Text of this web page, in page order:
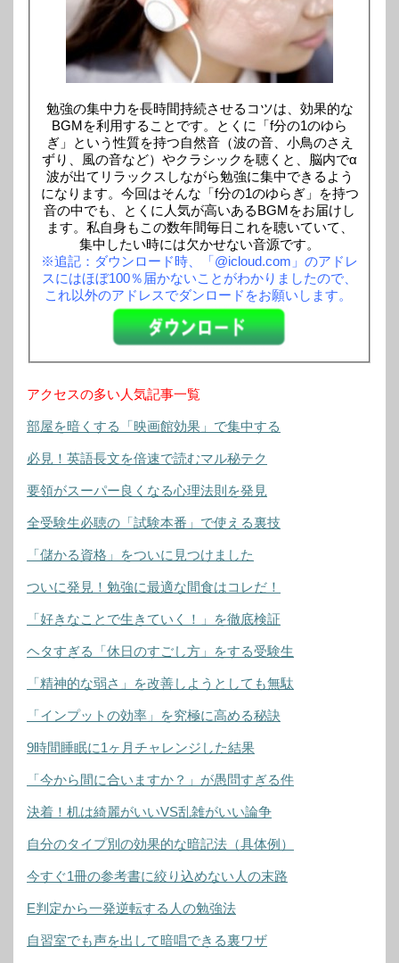
勉強の集中力を長時間持続させるコツは、効果的な
BGMを利用することです。とくに「f分の1のゆら
ぎ」という性質を持つ自然音（波の音、小鳥のさえ
ずり、風の音など）やクラシックを聴くと、脳内でα
波が出てリラックスしながら勉強に集中できるよう
になります。今回はそんな「f分の1のゆらぎ」を持つ
音の中でも、とくに人気が高いあるBGMをお届けし
ます。私自身もこの数年間毎日これを聴いていて、
集中したい時には欠かせない音源です。
※追記：ダウンロード時、「@icloud.com」のアドレ
スにはほぼ100％届かないことがわかりましたので、
これ以外のアドレスでダンロードをお願いします。
アクセスの多い人気記事一覧
部屋を暗くする「映画館効果」で集中する
必見！英語長文を倍速で読むマル秘テク
要領がスーパー良くなる心理法則を発見
全受験生必聴の「試験本番」で使える裏技
「儲かる資格」をついに見つけました
ついに発見！勉強に最適な間食はコレだ！
「好きなことで生きていく！」を徹底検証
ヘタすぎる「休日のすごし方」をする受験生
「精神的な弱さ」を改善しようとしても無駄
「インプットの効率」を究極に高める秘訣
9時間睡眠に1ヶ月チャレンジした結果
「今から間に合いますか？」が愚問すぎる件
決着！机は綺麗がいいVS乱雑がいい論争
自分のタイプ別の効果的な暗記法（具体例）
今すぐ1冊の参考書に絞り込めない人の末路
E判定から一発逆転する人の勉強法
自習室でも声を出して暗唱できる裏ワザ